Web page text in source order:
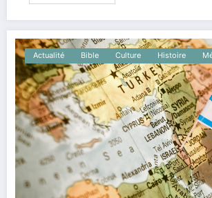
Actualité Bible Culture Histoire